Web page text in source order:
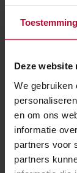
Toestemming
Deze website
We gebruiken
en om ons
informatie
partners voor
partners
Meer